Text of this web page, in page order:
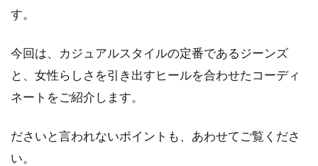
す。
今回は、カジュアルスタイルの定番であるジーンズ
と、女性らしさを引き出すヒールを合わせたコーディ
ネートをご紹介します。
ださいと言われないポイントも、あわせてご覧くださ
い。